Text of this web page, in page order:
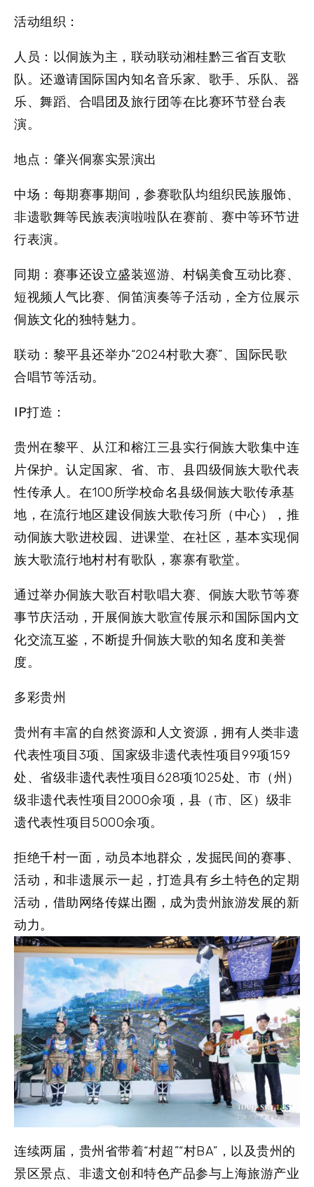
活动组织：
人员： 以侗族为主，联动联动湘桂黔三省百支歌
队。还邀请国际国内知名音乐家、歌手、乐队、器
乐、舞蹈、合唱团及旅行团等在比赛环节登台表
演。
地点： 肇兴侗寨实景演出
中场： 每期赛事期间，参赛歌队均组织民族服饰、
非遗歌舞等民族表演啦啦队在赛前、赛中等环节进
行表演。
同期： 赛事还设立盛装巡游、村锅美食互动比赛、
短视频人气比赛、侗笛演奏等子活动，全方位展示
侗族文化的独特魅力。
联动： 黎平县还举办“2024村歌大赛”、国际民歌
合唱节等活动。
IP打造：
贵州在黎平、从江和榕江三县实行侗族大歌集中连
片保护。认定国家、省、市、县四级侗族大歌代表
性传承人。在100所学校命名县级侗族大歌传承基
地，在流行地区建设侗族大歌传习所（中心），推
动侗族大歌进校园、进课堂、在社区，基本实现侗
族大歌流行地村村有歌队，寨寨有歌堂。
通过举办侗族大歌百村歌唱大赛、侗族大歌节等赛
事节庆活动，开展侗族大歌宣传展示和国际国内文
化交流互鉴，不断提升侗族大歌的知名度和美誉
度。
多彩贵州
贵州有丰富的自然资源和人文资源，拥有人类非遗
代表性项目3项、国家级非遗代表性项目99项159
处、省级非遗代表性项目628项1025处、市（州）
级非遗代表性项目2000余项，县（市、区）级非
遗代表性项目5000余项。
拒绝千村一面，动员本地群众，发掘民间的赛事、
活动，和非遗展示一起，打造具有乡土特色的定期
活动，借助网络传媒出圈，成为贵州旅游发展的新
动力。
连续两届，贵州省带着“村超”“村BA”，以及贵州的
景区景点、非遗文创和特色产品参与上海旅游产业